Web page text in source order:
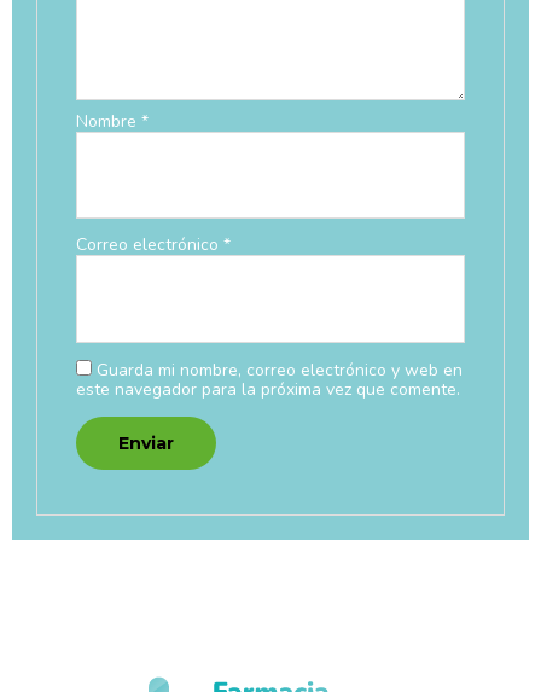
Nombre *
Correo electrónico *
Guarda mi nombre, correo electrónico y web en
este navegador para la próxima vez que comente.